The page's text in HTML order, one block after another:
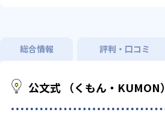
総合情報 評判・口コミ
公文式 （くもん・KUMON